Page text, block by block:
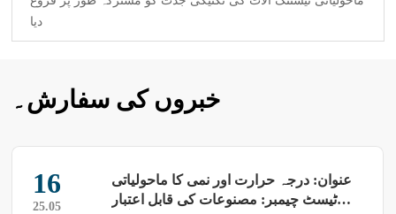
دیا
خبروں کی سفارش۔
04
25.08
کیوں ہائی اینڈ لو ٹیمپریچر ایلٹرنیٹنگ ڈیمپ
ہیٹ ٹیسٹ چیمبر کو خالص پانی استعمال